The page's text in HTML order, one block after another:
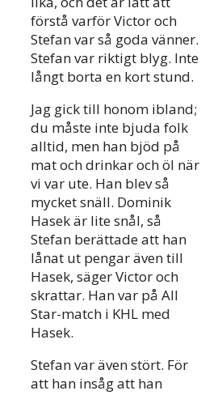
förstå varför Victor och
Stefan var så goda vänner.
Stefan var riktigt blyg. Inte
långt borta en kort stund.
Jag gick till honom ibland;
du måste inte bjuda folk
alltid, men han bjöd på
mat och drinkar och öl när
vi var ute. Han blev så
mycket snäll. Dominik
Hasek är lite snål, så
Stefan berättade att han
lånat ut pengar även till
Hasek, säger Victor och
skrattar. Han var på All
Star-match i KHL med
Hasek.
Stefan var även stört. För
att han insåg att han